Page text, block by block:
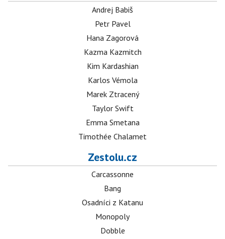
Andrej Babiš
Petr Pavel
Hana Zagorová
Kazma Kazmitch
Kim Kardashian
Karlos Vémola
Marek Ztracený
Taylor Swift
Emma Smetana
Timothée Chalamet
Zestolu.cz
Carcassonne
Bang
Osadníci z Katanu
Monopoly
Dobble